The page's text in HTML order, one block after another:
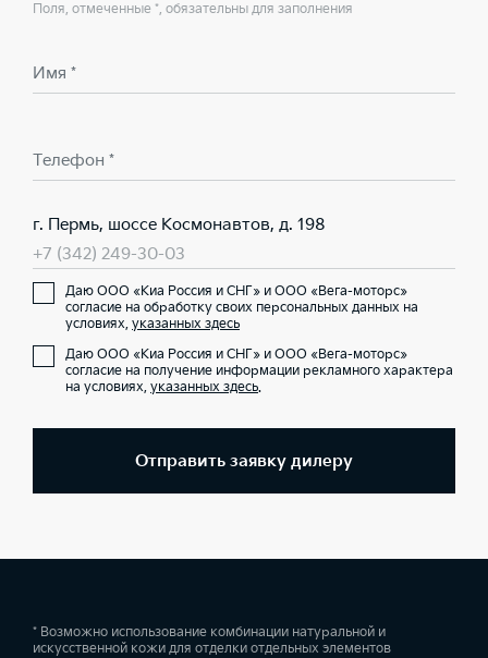
Поля, отмеченные *, обязательны для заполнения
Имя *
Телефон *
г. Пермь, шоссе Космонавтов, д. 198
+7 (342) 249-30-03
Даю ООО «Киа Россия и СНГ» и ООО «Вега-моторс»
согласие на обработку своих персональных данных на
условиях, указанных здесь
Даю ООО «Киа Россия и СНГ» и ООО «Вега-моторс»
согласие на получение информации рекламного характера
на условиях, указанных здесь.
Отправить заявку дилеру
* Возможно использование комбинации натуральной и
искусственной кожи для отделки отдельных элементов